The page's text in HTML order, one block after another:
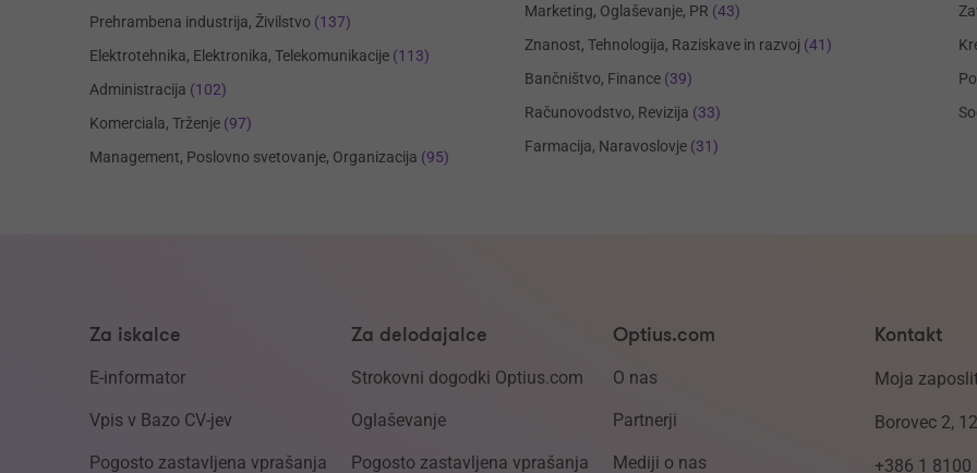
Prehrambena industrija, Živilstvo (137)
Elektrotehnika, Elektronika, Telekomunikacije (113)
Administracija (102)
Komerciala, Trženje (97)
Management, Poslovno svetovanje, Organizacija (95)
Marketing, Oglaševanje, PR (43)
Znanost, Tehnologija, Raziskave in razvoj (41)
Bančništvo, Finance (39)
Računovodstvo, Revizija (33)
Farmacija, Naravoslovje (31)
Za iskalce
E-informator
Vpis v Bazo CV-jev
Pogosto zastavljena vprašanja
Za delodajalce
Strokovni dogodki Optius.com
Oglaševanje
Pogosto zastavljena vprašanja
Optius.com
O nas
Partnerji
Mediji o nas
Kontakt
Moja
Borovec 2,
+386 1 8100